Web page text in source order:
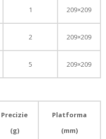
1 209×209
2 209×209
5 209×209
Precizie
(g)
Platforma
(mm)